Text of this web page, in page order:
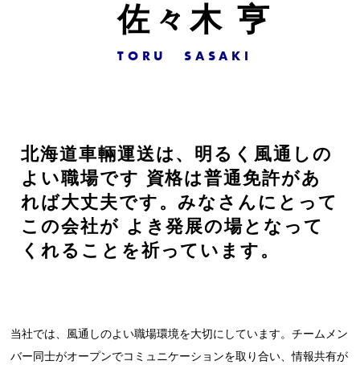
佐々木 亨
TORU SASAKI
北海道車輛運送は、明るく風通しの
よい職場です 資格は普通免許があ
れば大丈夫です。みなさんにとって
この会社が よき発展の場となって
くれることを祈っています。
当社では、風通しのよい職場環境を大切にしています。チームメン
バー同士がオープンでコミュニケーションを取り合い、情報共有が